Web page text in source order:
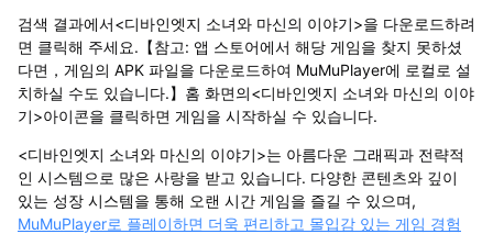
검색 결과에서<디바인엣지 소녀와 마신의 이야기>을 다운로드하려
면 클릭해 주세요.【참고: 앱 스토어에서 해당 게임을 찾지 못하셨
다면，게임의 APK 파일을 다운로드하여 MuMuPlayer에 로컬로 설
치하실 수도 있습니다.】홈 화면의<디바인엣지 소녀와 마신의 이야
기>아이콘을 클릭하면 게임을 시작하실 수 있습니다.
<디바인엣지 소녀와 마신의 이야기>는 아름다운 그래픽과 전략적
인 시스템으로 많은 사랑을 받고 있습니다. 다양한 콘텐츠와 깊이
있는 성장 시스템을 통해 오랜 시간 게임을 즐길 수 있으며,
MuMuPlayer로 플레이하면 더욱 편리하고 몰입감 있는 게임 경험